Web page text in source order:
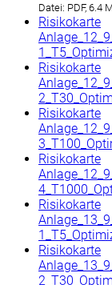
Datei: PDF, 6.4
Risikokarte
Risikokarte
Risikokarte
Risikokarte
Risikokarte
Risikokarte